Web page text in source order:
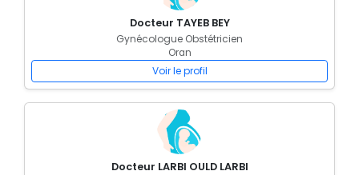
Docteur TAYEB BEY
Gynécologue Obstétricien
Oran
Voir le profil
Docteur LARBI OULD LARBI